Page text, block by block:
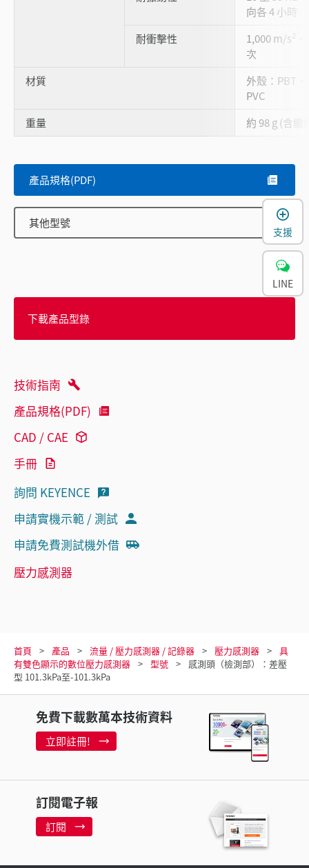
向各 4 小時
耐衝擊性
1,000 m/s
次
材質
外殼：PBT
PVC
重量
約 98 g (含纜
產品規格(PDF)
其他型號
下載產品型錄
技術指南
產品規格(PDF)
CAD / CAE
手冊
詢問 KEYENCE
申請實機示範 / 測試
申請免費測試機外借
壓力感測器
首頁 產品 流量 / 壓力感測器 / 記錄器 壓力感測器
具
有雙色顯示的數位壓力感測器
型號
感測頭（檢測部）：差壓
型 101.3kPa至-101.3kPa
免費下載數萬本技術資料
立即註冊!
訂閱電子報
訂閱
支援
LINE